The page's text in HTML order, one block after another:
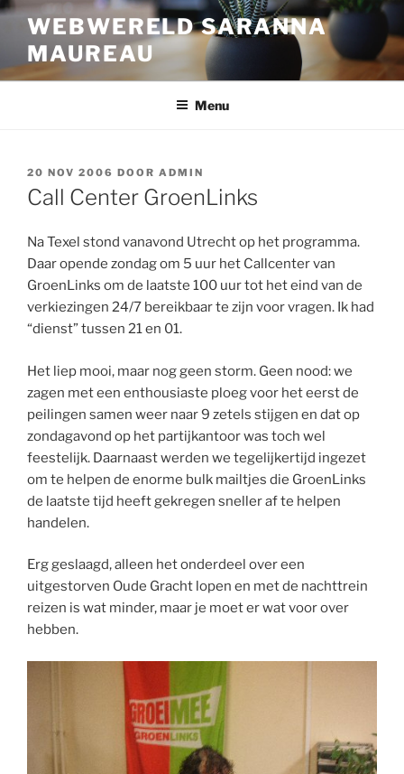
Ga
inhoud
WEBWERELD SARANNA
MAUREAU
Menu
GEPLAATST
OP
20 NOV 2006 DOOR ADMIN
Call Center GroenLinks
Na Texel stond vanavond Utrecht op het programma.
Daar opende zondag om 5 uur het Callcenter van
GroenLinks om de laatste 100 uur tot het eind van de
verkiezingen 24/7 bereikbaar te zijn voor vragen. Ik had
“dienst” tussen 21 en 01.
Het liep mooi, maar nog geen storm. Geen nood: we
zagen met een enthousiaste ploeg voor het eerst de
peilingen samen weer naar 9 zetels stijgen en dat op
zondagavond op het partijkantoor was toch wel
feestelijk. Daarnaast werden we tegelijkertijd ingezet
om te helpen de enorme bulk mailtjes die GroenLinks
de laatste tijd heeft gekregen sneller af te helpen
handelen.
Erg geslaagd, alleen het onderdeel over een
uitgestorven Oude Gracht lopen en met de nachttrein
reizen is wat minder, maar je moet er wat voor over
hebben.